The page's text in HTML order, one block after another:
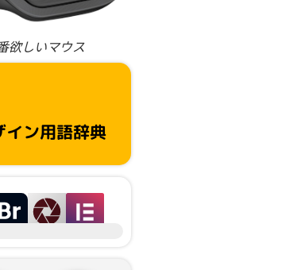
欲しいマウス
イン用語辞典